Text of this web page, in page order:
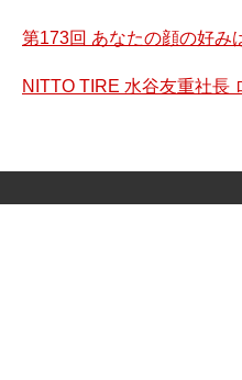
第173回 あなたの顔の好み
NITTO TIRE 水谷友重社長